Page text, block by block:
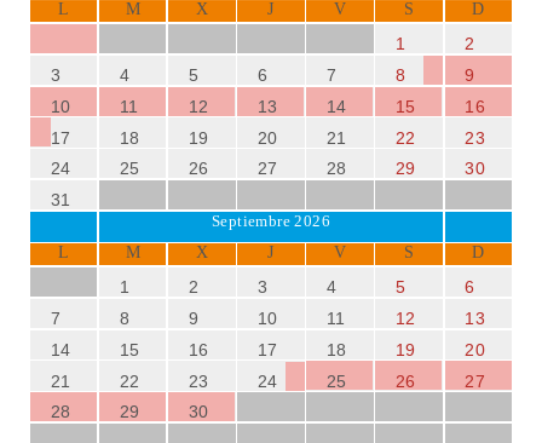
L M X J V S D
1
2
3
4 5 6 7 8
9
10
11 12 13 14 15
16
17
18 19 20 21 22
23
24
25 26 27 28 29
30
31
Septiembre 2026
L M X J V S D
1 2 3 4 5
6
7
8 9 10 11 12
13
14
15 16 17 18 19
20
21
22 23 24 25 26
27
28
29 30